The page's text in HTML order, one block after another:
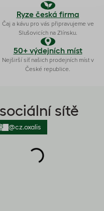
Ryze česká firma
Čaj a kávu pro vás připravujeme ve
Slušovicích na Zlínsku.
50+ výdejních míst
Nejširší síť našich prodejních míst v
České republice.
sítě
@cz.oxalis